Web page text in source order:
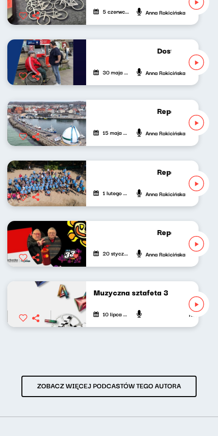
5 czerwca 2025 Anna Rokicińska
Dostępność: Z
30 maja 2025 Anna Rokicińska
Reportaż: Tour
15 maja 2025 Anna Rokicińska
Reportaż: Tour
1 lutego 2025 Anna Rokicińska
Reportaż: Jedno
20 stycznia 2025 Anna Rokicińska
Muzyczna sztafeta 3
10 lipca 2024 Ksenia
ZOBACZ WIĘCEJ PODCASTÓW TEGO AUTORA